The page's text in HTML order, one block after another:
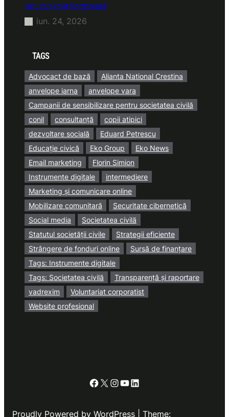
lucru care chiar funcționează
iun. 24, 2026
TAGS
Advocact de bază
Alianta National Crestina
anvelope iarna
anvelope vara
Campanii de sensibilizare pentru societatea civilă
conil
consultanță
copii atipici
dezvoltare socială
Eduard Petrescu
Educație civică
Eko Group
Eko News
Email marketing
Florin Simion
Instrumente digitale
intermediere
Marketing și comunicare online
Mobilizare comunitară
Securitate cibernetică
Social media
Societatea civilă
Statutul societății civile
Strategii eficiente
Strângere de fonduri online
Sursă de finanțare
Tags: Instrumente digitale
Tags: Societatea civilă
Transparență și raportare
vadrexim
Voluntariat corporatist
Website profesional
Facebook
X Instagram
YouTube
LinkedIn
Proudly Powered by WordPress | Theme: